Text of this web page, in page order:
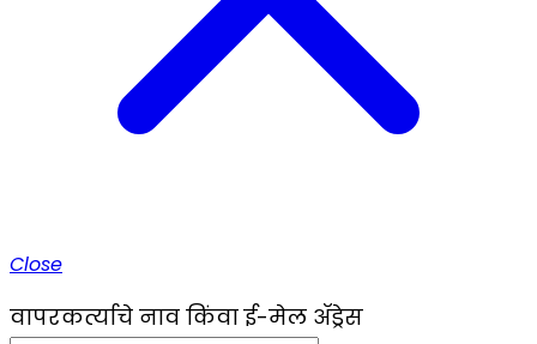
Close
वापरकर्त्याचे नाव किंवा ई-मेल ॲड्रेस